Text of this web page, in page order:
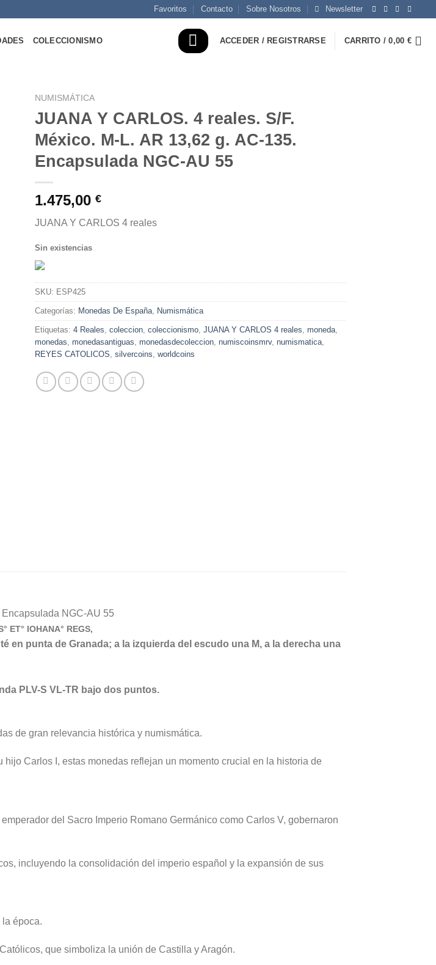
Favoritos Contacto Sobre Nosotros Newsletter
COLECCIONISMO ACCEDER / REGISTRARSE CARRITO /0,00 €
NUMISMÁTICA
JUANA Y CARLOS. 4 reales. S/F.
México. M-L. AR 13,62 g. AC-135.
Encapsulada NGC-AU 55
1.475,00 €
JUANA Y CARLOS 4 reales
Sin existencias
SKU: ESP425
Categorías: Monedas De España, Numismática
Etiquetas: 4 Reales, coleccion, coleccionismo, JUANA Y CARLOS 4 reales, moneda,
monedas, monedasantiguas, monedasdecoleccion, numiscoinsmrv, numismatica,
REYES CATOLICOS, silvercoins, worldcoins
NGC-AU 55
ET° IOHANA° REGS,
en punta de Granada; a la izquierda del escudo una M, a la derecha una
PLV-S VL-TR bajo dos puntos.
de gran relevancia histórica y numismática.
Carlos I, estas monedas reflejan un momento crucial en la historia de
del Sacro Imperio Romano Germánico como Carlos V, gobernaron
incluyendo la consolidación del imperio español y la expansión de sus
época.
que simboliza la unión de Castilla y Aragón.